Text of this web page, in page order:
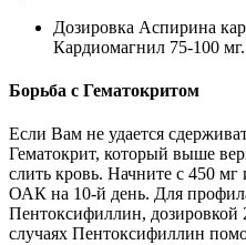
Дозировка Аспирина
Кардиомагнил 75-100 мг.
Борьба с Гематокритом
Если Вам не удается
Гематокрит, который выше
слить кровь. Начните с 450
ОАК на 10-й день. Для
Пентоксифиллин, дозировкой
случаях Пентоксифиллин